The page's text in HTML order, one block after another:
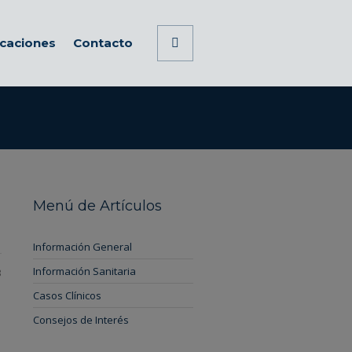
Contacto
Menú de Artículos
Información General
Información Sanitaria
Casos Clínicos
Consejos de Interés